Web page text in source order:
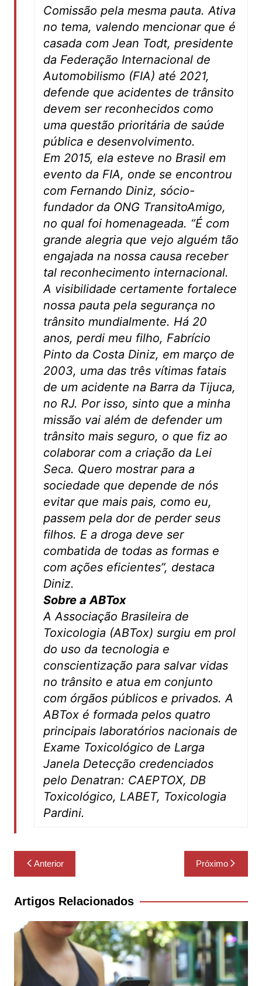
Comissão pela mesma pauta. Ativa
no tema, valendo mencionar que é
casada com Jean Todt, presidente
da Federação Internacional de
Automobilismo (FIA) até 2021,
defende que acidentes de trânsito
devem ser reconhecidos como
uma questão prioritária de saúde
pública e desenvolvimento.
Em 2015, ela esteve no Brasil em
evento da FIA, onde se encontrou
com Fernando Diniz, sócio-
fundador da ONG TransitoAmigo,
no qual foi homenageada. “É com
grande alegria que vejo alguém tão
engajada na nossa causa receber
tal reconhecimento internacional.
A visibilidade certamente fortalece
nossa pauta pela segurança no
trânsito mundialmente. Há 20
anos, perdi meu filho, Fabrício
Pinto da Costa Diniz, em março de
2003, uma das três vítimas fatais
de um acidente na Barra da Tijuca,
no RJ. Por isso, sinto que a minha
missão vai além de defender um
trânsito mais seguro, o que fiz ao
colaborar com a criação da Lei
Seca. Quero mostrar para a
sociedade que depende de nós
evitar que mais pais, como eu,
passem pela dor de perder seus
filhos. E a droga deve ser
combatida de todas as formas e
com ações eficientes”, destaca
Diniz.
Sobre a ABTox
A Associação Brasileira de
Toxicologia (ABTox) surgiu em prol
do uso da tecnologia e
conscientização para salvar vidas
no trânsito e atua em conjunto
com órgãos públicos e privados. A
ABTox é formada pelos quatro
principais laboratórios nacionais de
Exame Toxicológico de Larga
Janela Detecção credenciados
pelo Denatran: CAEPTOX, DB
Toxicológico, LABET, Toxicologia
Pardini.
Navegação
de
Post
Anterior Próximo
Artigos Relacionados